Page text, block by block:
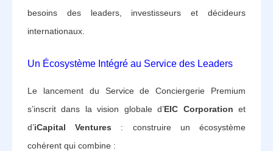
besoins des leaders, investisseurs et décideurs
internationaux.
Un Écosystème Intégré au Service des Leaders
Le lancement du Service de Conciergerie Premium
s’inscrit dans la vision globale d’EIC Corporation et
d’iCapital Ventures : construire un écosystème
cohérent qui combine :